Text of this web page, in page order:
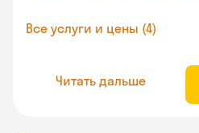
Все услуги и цены (4)
Читать дальше